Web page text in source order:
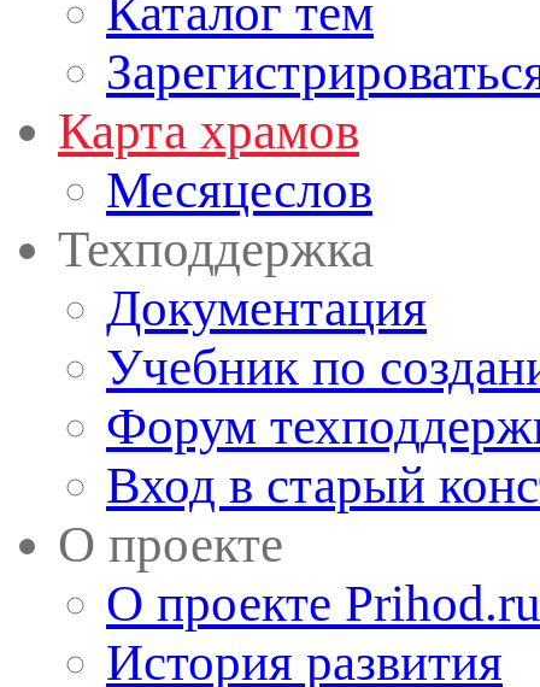
Каталог тем
Карта храмов
Месяцеслов
Техподдержка
Документация
Учебник по
Форум
Вход в старый
О проекте
О проекте Prihod.ru
История развития